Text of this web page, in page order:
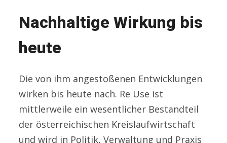
Nachhaltige Wirkung bis
heute
Die von ihm angestoßenen Entwicklungen
wirken bis heute nach. Re Use ist
mittlerweile ein wesentlicher Bestandteil
der österreichischen Kreislaufwirtschaft
und wird in Politik, Verwaltung und Praxis